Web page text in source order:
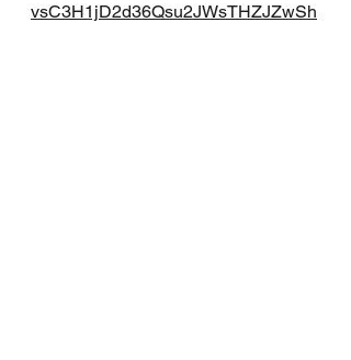
vsC3H1jD2d36Qsu2JWsTHZJZwSh